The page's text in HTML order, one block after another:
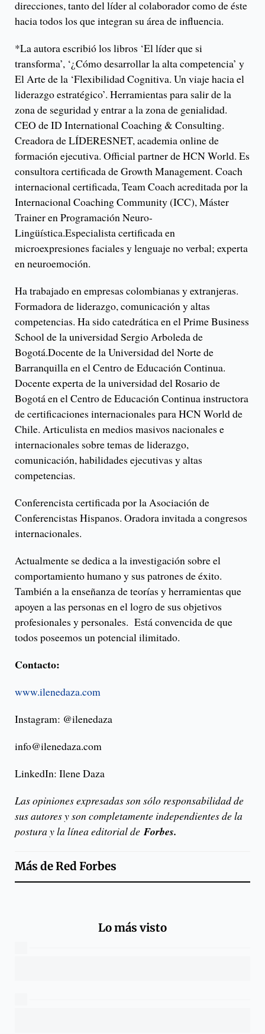
direcciones, tanto del líder al colaborador como de éste
hacia todos los que integran su área de influencia.
*La autora escribió los libros ‘El líder que si
transforma’, ‘¿Cómo desarrollar la alta competencia’ y
El Arte de la ‘Flexibilidad Cognitiva. Un viaje hacia el
liderazgo estratégico’. Herramientas para salir de la
zona de seguridad y entrar a la zona de genialidad.
CEO de ID International Coaching & Consulting.
Creadora de LÍDERESNET, academia online de
formación ejecutiva. Official partner de HCN World. Es
consultora certificada de Growth Management. Coach
internacional certificada, Team Coach acreditada por la
Internacional Coaching Community (ICC), Máster
Trainer en Programación Neuro-
Lingüística.Especialista certificada en
microexpresiones faciales y lenguaje no verbal; experta
en neuroemoción.
Ha trabajado en empresas colombianas y extranjeras.
Formadora de liderazgo, comunicación y altas
competencias. Ha sido catedrática en el Prime Business
School de la universidad Sergio Arboleda de
Bogotá.Docente de la Universidad del Norte de
Barranquilla en el Centro de Educación Continua.
Docente experta de la universidad del Rosario de
Bogotá en el Centro de Educación Continua instructora
de certificaciones internacionales para HCN World de
Chile. Articulista en medios masivos nacionales e
internacionales sobre temas de liderazgo,
comunicación, habilidades ejecutivas y altas
competencias.
Conferencista certificada por la Asociación de
Conferencistas Hispanos. Oradora invitada a congresos
internacionales.
Actualmente se dedica a la investigación sobre el
comportamiento humano y sus patrones de éxito.
También a la enseñanza de teorías y herramientas que
apoyen a las personas en el logro de sus objetivos
profesionales y personales. Está convencida de que
todos poseemos un potencial ilimitado.
Contacto:
www.ilenedaza.com
Instagram: @ilenedaza
info@ilenedaza.com
LinkedIn: Ilene Daza
Las opiniones expresadas son sólo responsabilidad de
sus autores y son completamente independientes de la
postura y la línea editorial de Forbes.
Más deRed Forbes
Lo más visto